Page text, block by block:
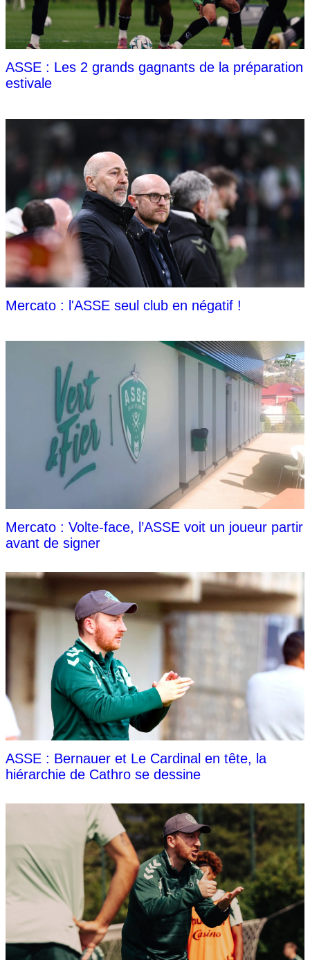
ASSE : Les 2 grands gagnants de la préparation
estivale
Mercato : l'ASSE seul club en négatif !
Mercato : Volte-face, l’ASSE voit un joueur partir
avant de signer
ASSE : Bernauer et Le Cardinal en tête, la
hiérarchie de Cathro se dessine